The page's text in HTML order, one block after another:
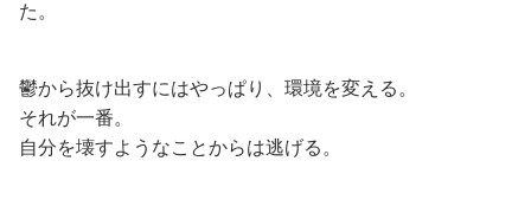
た。
鬱から抜け出すにはやっぱり、環境を変える。
それが一番。
自分を壊すようなことからは逃げる。